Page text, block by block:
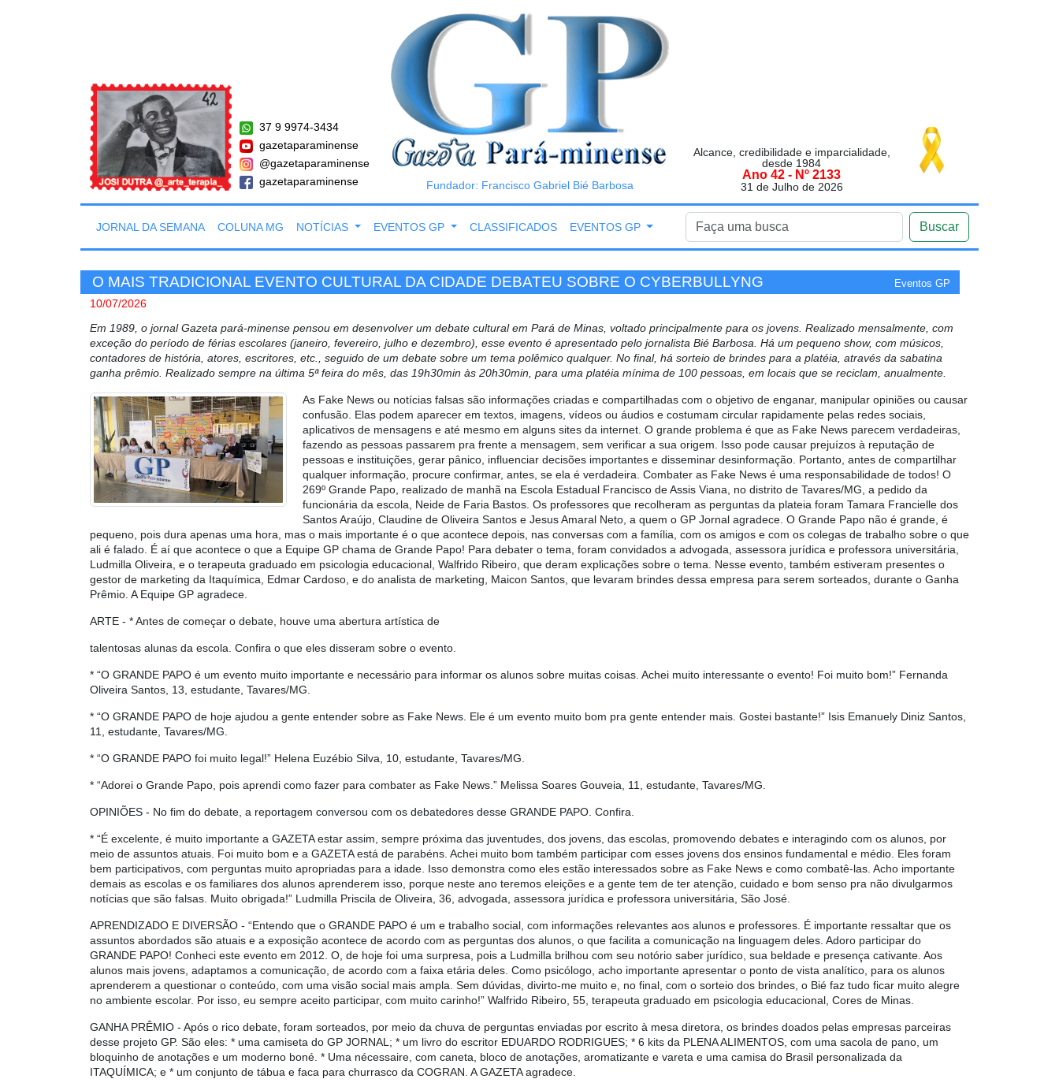
37 9 9974-3434
gazetaparaminense
@gazetaparaminense
gazetaparaminense
Fundador: Francisco Gabriel Bié Barbosa
Alcance, credibilidade e imparcialidade,
desde 1984
Ano 42 - Nº 2133
31 de Julho de 2026
JORNAL DA SEMANA COLUNA MG NOTÍCIAS EVENTOS GP CLASSIFICADOS EVENTOS GP Buscar
O MAIS TRADICIONAL EVENTO CULTURAL DA CIDADE DEBATEU SOBRE O CYBERBULLYNG Eventos GP
10/07/2026
Em 1989, o jornal Gazeta pará-minense pensou em desenvolver um debate cultural em Pará de Minas, voltado principalmente para os jovens. Realizado mensalmente, com
exceção do período de férias escolares (janeiro, fevereiro, julho e dezembro), esse evento é apresentado pelo jornalista Bié Barbosa. Há um pequeno show, com músicos,
contadores de história, atores, escritores, etc., seguido de um debate sobre um tema polêmico qualquer. No final, há sorteio de brindes para a platéia, através da sabatina
ganha prêmio. Realizado sempre na última 5ª feira do mês, das 19h30min às 20h30min, para uma platéia mínima de 100 pessoas, em locais que se reciclam, anualmente.
As Fake News ou notícias falsas são informações criadas e compartilhadas com o objetivo de enganar, manipular opiniões ou causar
confusão. Elas podem aparecer em textos, imagens, vídeos ou áudios e costumam circular rapidamente pelas redes sociais,
aplicativos de mensagens e até mesmo em alguns sites da internet. O grande problema é que as Fake News parecem verdadeiras,
fazendo as pessoas passarem pra frente a mensagem, sem verificar a sua origem. Isso pode causar prejuízos à reputação de
pessoas e instituições, gerar pânico, influenciar decisões importantes e disseminar desinformação. Portanto, antes de compartilhar
qualquer informação, procure confirmar, antes, se ela é verdadeira. Combater as Fake News é uma responsabilidade de todos! O
269º Grande Papo, realizado de manhã na Escola Estadual Francisco de Assis Viana, no distrito de Tavares/MG, a pedido da
funcionária da escola, Neide de Faria Bastos. Os professores que recolheram as perguntas da plateia foram Tamara Francielle dos
Santos Araújo, Claudine de Oliveira Santos e Jesus Amaral Neto, a quem o GP Jornal agradece. O Grande Papo não é grande, é
pequeno, pois dura apenas uma hora, mas o mais importante é o que acontece depois, nas conversas com a família, com os amigos e com os colegas de trabalho sobre o que
ali é falado. É aí que acontece o que a Equipe GP chama de Grande Papo! Para debater o tema, foram convidados a advogada, assessora jurídica e professora universitária,
Ludmilla Oliveira, e o terapeuta graduado em psicologia educacional, Walfrido Ribeiro, que deram explicações sobre o tema. Nesse evento, também estiveram presentes o
gestor de marketing da Itaquímica, Edmar Cardoso, e do analista de marketing, Maicon Santos, que levaram brindes dessa empresa para serem sorteados, durante o Ganha
Prêmio. A Equipe GP agradece.
ARTE - * Antes de começar o debate, houve uma abertura artística de
talentosas alunas da escola. Confira o que eles disseram sobre o evento.
* “O GRANDE PAPO é um evento muito importante e necessário para informar os alunos sobre muitas coisas. Achei muito interessante o evento! Foi muito bom!” Fernanda
Oliveira Santos, 13, estudante, Tavares/MG.
* “O GRANDE PAPO de hoje ajudou a gente entender sobre as Fake News. Ele é um evento muito bom pra gente entender mais. Gostei bastante!” Isis Emanuely Diniz Santos,
11, estudante, Tavares/MG.
* “O GRANDE PAPO foi muito legal!” Helena Euzébio Silva, 10, estudante, Tavares/MG.
* “Adorei o Grande Papo, pois aprendi como fazer para combater as Fake News.” Melissa Soares Gouveia, 11, estudante, Tavares/MG.
OPINIÕES - No fim do debate, a reportagem conversou com os debatedores desse GRANDE PAPO. Confira.
* “É excelente, é muito importante a GAZETA estar assim, sempre próxima das juventudes, dos jovens, das escolas, promovendo debates e interagindo com os alunos, por
meio de assuntos atuais. Foi muito bom e a GAZETA está de parabéns. Achei muito bom também participar com esses jovens dos ensinos fundamental e médio. Eles foram
bem participativos, com perguntas muito apropriadas para a idade. Isso demonstra como eles estão interessados sobre as Fake News e como combatê-las. Acho importante
demais as escolas e os familiares dos alunos aprenderem isso, porque neste ano teremos eleições e a gente tem de ter atenção, cuidado e bom senso pra não divulgarmos
notícias que são falsas. Muito obrigada!” Ludmilla Priscila de Oliveira, 36, advogada, assessora jurídica e professora universitária, São José.
APRENDIZADO E DIVERSÃO - “Entendo que o GRANDE PAPO é um e trabalho social, com informações relevantes aos alunos e professores. É importante ressaltar que os
assuntos abordados são atuais e a exposição acontece de acordo com as perguntas dos alunos, o que facilita a comunicação na linguagem deles. Adoro participar do
GRANDE PAPO! Conheci este evento em 2012. O, de hoje foi uma surpresa, pois a Ludmilla brilhou com seu notório saber jurídico, sua beldade e presença cativante. Aos
alunos mais jovens, adaptamos a comunicação, de acordo com a faixa etária deles. Como psicólogo, acho importante apresentar o ponto de vista analítico, para os alunos
aprenderem a questionar o conteúdo, com uma visão social mais ampla. Sem dúvidas, divirto-me muito e, no final, com o sorteio dos brindes, o Bié faz tudo ficar muito alegre
no ambiente escolar. Por isso, eu sempre aceito participar, com muito carinho!” Walfrido Ribeiro, 55, terapeuta graduado em psicologia educacional, Cores de Minas.
GANHA PRÊMIO - Após o rico debate, foram sorteados, por meio da chuva de perguntas enviadas por escrito à mesa diretora, os brindes doados pelas empresas parceiras
desse projeto GP. São eles: * uma camiseta do GP JORNAL; * um livro do escritor EDUARDO RODRIGUES; * 6 kits da PLENA ALIMENTOS, com uma sacola de pano, um
bloquinho de anotações e um moderno boné. * Uma nécessaire, com caneta, bloco de anotações, aromatizante e vareta e uma camisa do Brasil personalizada da
ITAQUÍMICA; e * um conjunto de tábua e faca para churrasco da COGRAN. A GAZETA agradece.